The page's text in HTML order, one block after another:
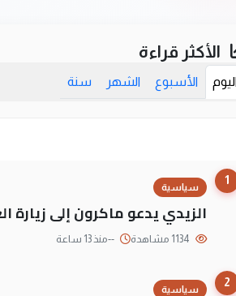
الأكثر قراءة
الأسبوع الشهر سنة
1
سياسية
الزيدي يدعو ماكرون إلى زيارة
--منذ 13 ساعة
2
سياسية